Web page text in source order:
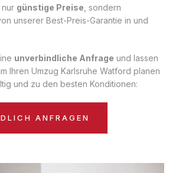
günstige Preise , sondern
unserer Best-Preis-Garantie in und
unverbindliche Anfrage und lassen
Ihren Umzug Karlsruhe Watford planen
und zu den besten Konditionen:
ANFRAGEN